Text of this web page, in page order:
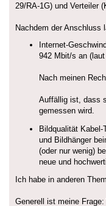
29/RA-1G) und Verteiler
Nachdem der Anschluss
Internet-
942 Mbit/s an
Nach meinen
Auffällig ist, dass
gemessen wird.
Bildqualität
und Bildhänger
(oder nur wenig)
neue und
Ich habe in anderen
Generell ist meine